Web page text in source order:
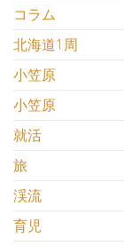
コラム
北海道1周
小笠原
小笠原
就活
旅
渓流
育児